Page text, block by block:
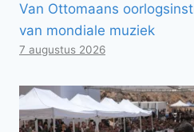
Van Ottomaans
van mondiale muziek
7 augustus 2026